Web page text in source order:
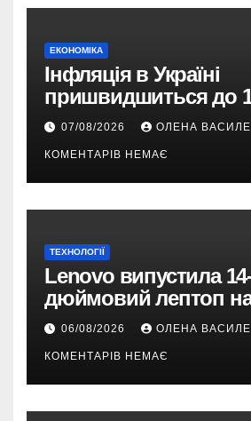
ЕКОНОМІКА
Інфляція в Україні
пришвидшиться до
році — прогноз НБУ
07/08/2026 ОЛЕНА
КОМЕНТАРІВ НЕМАЄ
ТЕХНОЛОГІЇ
Lenovo випустила
дюймовий лептоп
Snapdragon X2 з
понад 33 години
06/08/2026 ОЛЕНА
КОМЕНТАРІВ НЕМАЄ